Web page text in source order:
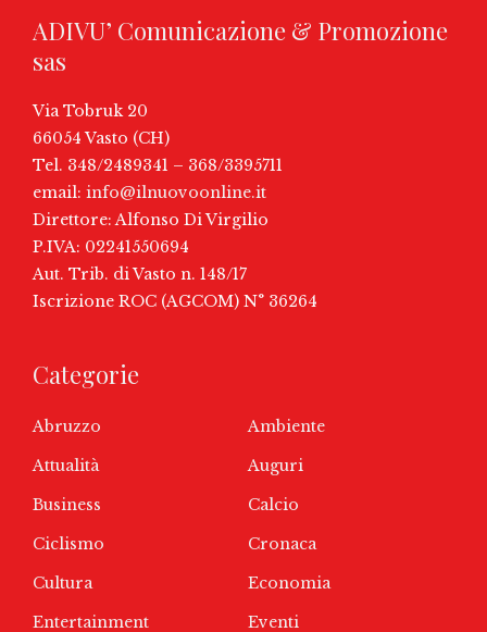
ADIVU’ Comunicazione & Promozione
sas
Via Tobruk 20
66054 Vasto (CH)
Tel. 348/2489341 – 368/3395711
email: info@ilnuovoonline.it
Direttore: Alfonso Di Virgilio
P.IVA: 02241550694
Aut. Trib. di Vasto n. 148/17
Iscrizione ROC (AGCOM) N° 36264
Categorie
Abruzzo
Ambiente
Attualità
Auguri
Business
Calcio
Ciclismo
Cronaca
Cultura
Economia
Entertainment
Eventi